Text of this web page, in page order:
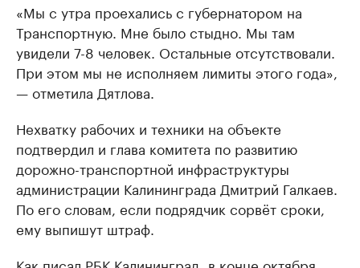
«Мы с утра проехались с губернатором на
Транспортную. Мне было стыдно. Мы там
увидели 7-8 человек. Остальные отсутствовали.
При этом мы не исполняем лимиты этого года»,
— отметила Дятлова.
Нехватку рабочих и техники на объекте
подтвердил и глава комитета по развитию
дорожно-транспортной инфраструктуры
администрации Калининграда Дмитрий Галкаев.
По его словам, если подрядчик сорвёт сроки,
ему выпишут штраф.